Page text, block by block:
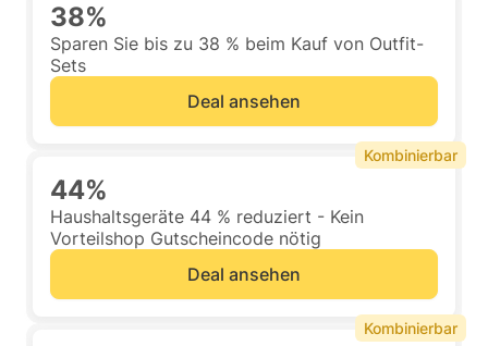
38%
Sparen Sie bis zu 38 % beim Kauf von Outfit-
Sets
Deal ansehen
44%
Haushaltsgeräte 44 % reduziert - Kein
Vorteilshop Gutscheincode nötig
Deal ansehen
Kombinierbar
Kombinierbar